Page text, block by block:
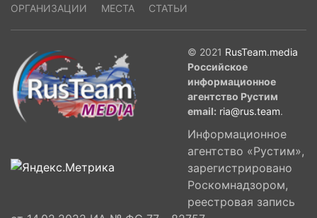
ОРГАНИЗАЦИИ
МЕСТА СТАТЬИ
© 2021 RusTeam.media
Российское
информационное
агентство Рустим
email: ria@rus.team.
Информационное
агентство «Рустим»,
зарегистрировано
Роскомнадзором,
реестровая запись